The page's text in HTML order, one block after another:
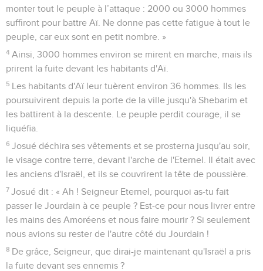
monter tout le peuple à l’attaque : 2000 ou 3000 hommes
suffiront pour battre Aï. Ne donne pas cette fatigue à tout le
peuple, car eux sont en petit nombre. »
4 Ainsi, 3000 hommes environ se mirent en marche, mais ils
prirent la fuite devant les habitants d'Aï.
5 Les habitants d'Aï leur tuèrent environ 36 hommes. Ils les
poursuivirent depuis la porte de la ville jusqu'à Shebarim et
les battirent à la descente. Le peuple perdit courage, il se
liquéfia.
6 Josué déchira ses vêtements et se prosterna jusqu'au soir,
le visage contre terre, devant l'arche de l'Eternel. Il était avec
les anciens d'Israël, et ils se couvrirent la tête de poussière.
7 Josué dit : « Ah ! Seigneur Eternel, pourquoi as-tu fait
passer le Jourdain à ce peuple ? Est-ce pour nous livrer entre
les mains des Amoréens et nous faire mourir ? Si seulement
nous avions su rester de l'autre côté du Jourdain !
8 De grâce, Seigneur, que dirai-je maintenant qu'Israël a pris
la fuite devant ses ennemis ?